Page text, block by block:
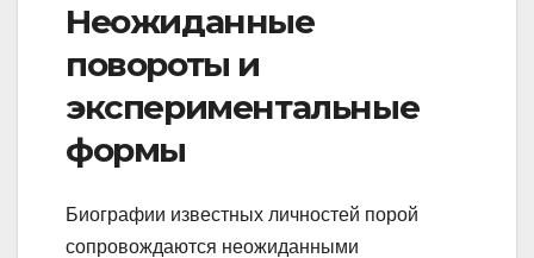
Неожиданные
повороты и
экспериментальные
формы
Биографии известных личностей порой
сопровождаются неожиданными